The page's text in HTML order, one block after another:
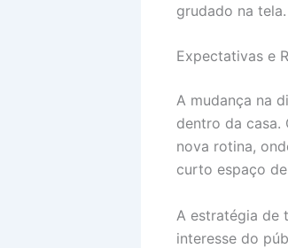
grudado na tela.
Expectativas e
A mudança na
dentro da casa.
nova rotina,
curto espaço
A estratégia de
interesse do